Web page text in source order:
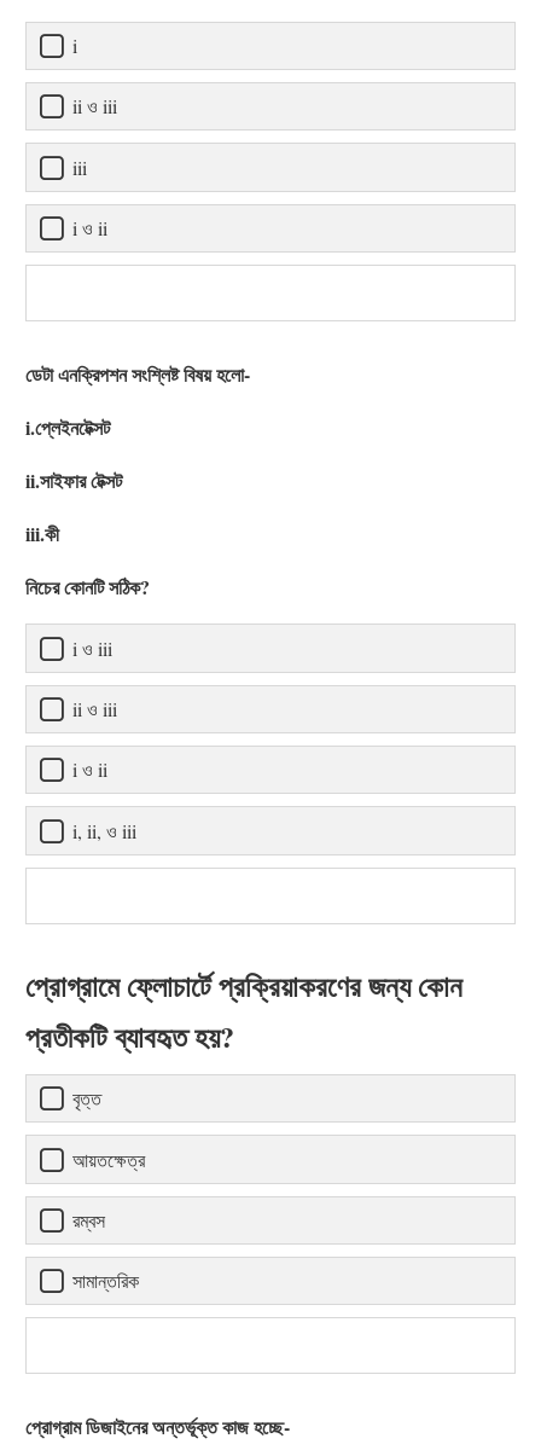
i
ii ও iii
iii
i ও ii
ডেটা এনক্রিপশন সংশ্লিষ্ট বিষয় হলো-
i.প্লেইনটেক্সট
ii.সাইফার টেক্সট
iii.কী
নিচের কোনটি সঠিক?
i ও iii
ii ও iii
i ও ii
i, ii, ও iii
প্রোগ্রামে ফ্লোচার্টে প্রক্রিয়াকরণের জন্য কোন
প্রতীকটি ব্যাবহৃত হয়?
বৃত্ত
আয়তক্ষেত্র
রম্বস
সামান্তরিক
প্রোগ্রাম ডিজাইনের অন্তর্ভূক্ত কাজ হচ্ছে-